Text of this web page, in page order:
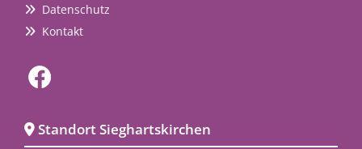
 Datenschutz
 Kontakt
 Standort Sieghartskirchen